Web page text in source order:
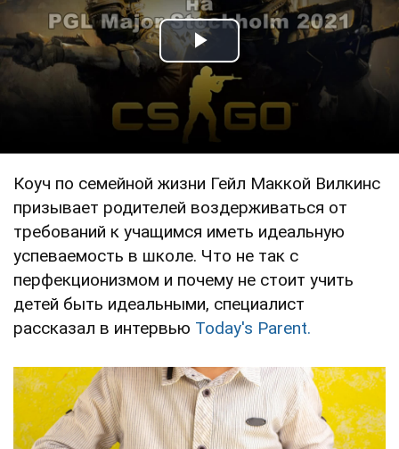
Play Video
Коуч по семейной жизни Гейл Маккой Вилкинс
призывает родителей воздерживаться от
требований к учащимся иметь идеальную
успеваемость в школе. Что не так с
перфекционизмом и почему не стоит учить
детей быть идеальными, специалист
рассказал в интервью Today's Parent.